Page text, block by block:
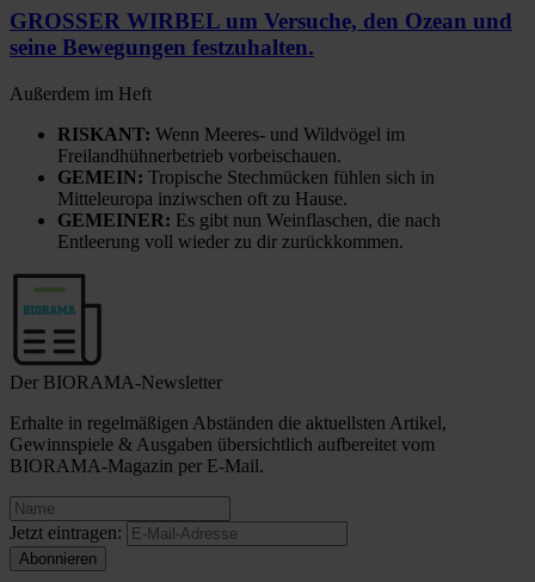
GROSSER WIRBEL um Versuche, den Ozean und
seine Bewegungen festzuhalten.
Außerdem im Heft
RISKANT: Wenn Meeres- und Wildvögel im
Freilandhühnerbetrieb vorbeischauen.
GEMEIN: Tropische Stechmücken fühlen sich in
Mitteleuropa inziwschen oft zu Hause.
GEMEINER: Es gibt nun Weinflaschen, die nach
Entleerung voll wieder zu dir zurückkommen.
Der BIORAMA-Newsletter
Erhalte in regelmäßigen Abständen die aktuellsten Artikel,
Gewinnspiele & Ausgaben übersichtlich aufbereitet vom
BIORAMA-Magazin per E-Mail.
Jetzt eintragen: